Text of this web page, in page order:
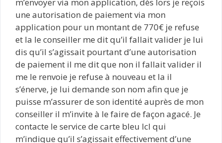
une autorisation de paiement via mon
application pour un montant de 770€ je refuse
et la le conseiller me dit qu’il fallait valider je lui
dis qu’il s’agissait pourtant d’une autorisation
de paiement il me dit que non il fallait valider il
me le renvoie je refuse à nouveau et la il
s’énerve, je lui demande son nom afin que je
puisse m’assurer de son identité auprès de mon
conseiller il m’invite à le faire de façon agacé. Je
contacte le service de carte bleu lcl qui
m’indique qu’il s’agissait effectivement d’une